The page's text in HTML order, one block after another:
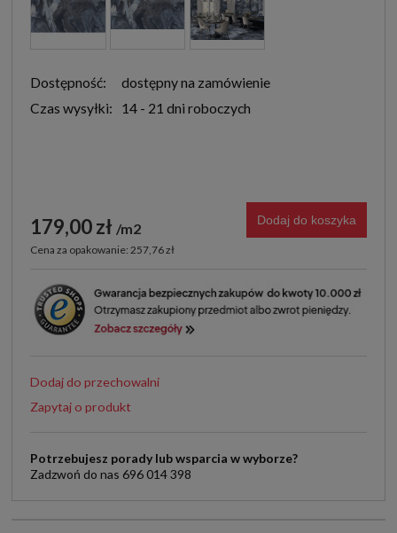
Dostępność:
dostępny na zamówienie
Czas wysyłki:
14 - 21 dni roboczych
179,00 zł m2
Cena za opakowanie: 257,76 zł
Dodaj do koszyka
Dodaj do przechowalni
Zapytaj o produkt
Potrzebujesz porady lub wsparcia w wyborze?
Zadzwoń do nas 696 014 398